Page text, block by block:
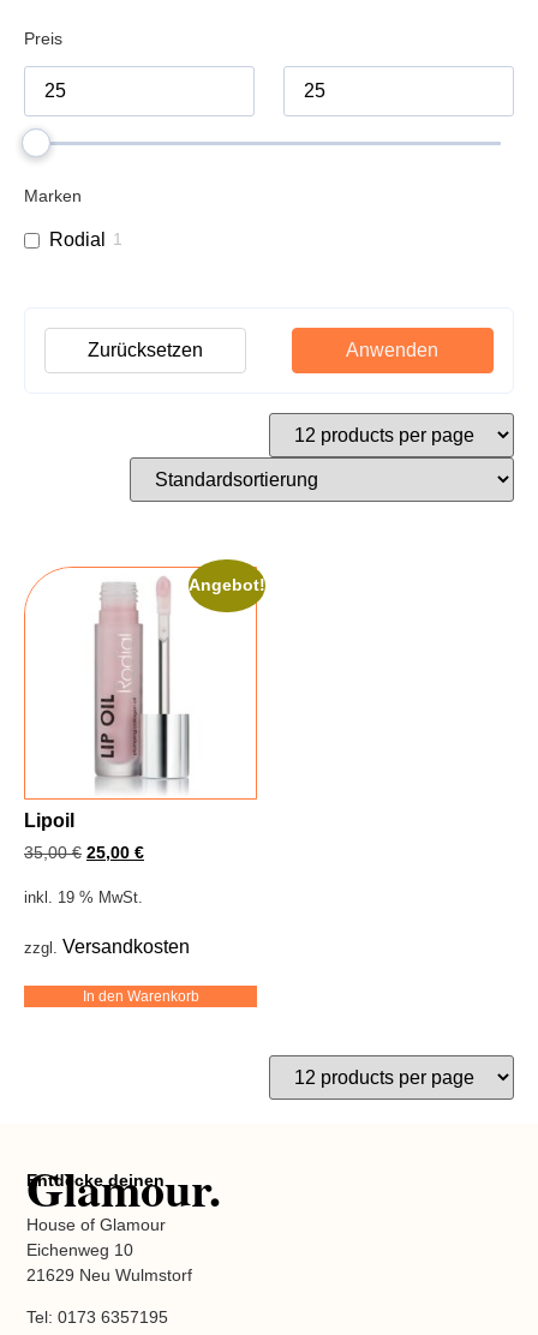
Preis
Marken
Rodial 1
Anwenden
Zurücksetzen
Angebot!
Lipoil
35,00€ 25,00 €
inkl. 19 % MwSt.
zzgl. Versandkosten
In den Warenkorb
Entdecke deinen
Glamour.
House of Glamour
Eichenweg 10
21629 Neu Wulmstorf
Tel: 0173 6357195